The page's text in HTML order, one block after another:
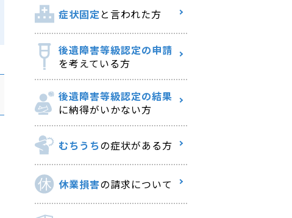
症状固定と言われた方
後遺障害等級認定の申請
を考えている方
後遺障害等級認定の結果
に納得がいかない方
むちうちの症状がある方
休業損害の請求について